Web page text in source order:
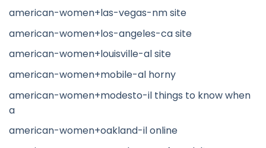
american-women+las-vegas-nm site
american-women+los-angeles-ca site
american-women+louisville-al site
american-women+mobile-al horny
american-women+modesto-il things to know when
a
american-women+oakland-il online